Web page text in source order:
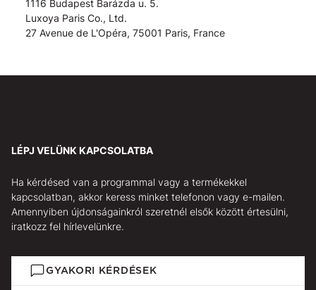
1116 Budapest Barázda u. 5.
Luxoya Paris Co., Ltd.
27 Avenue de L'Opéra, 75001 Paris, France
LÉPJ VELÜNK KAPCSOLATBA
Ha kérdésed van a programmal vagy a termékekkel
kapcsolatban, akkor keress minket telefonon vagy e-mailen.
Amennyiben újdonságainkról szeretnél elsők között értesülni,
iratkozz fel hírlevelünkre.
GYAKORI KÉRDÉSEK